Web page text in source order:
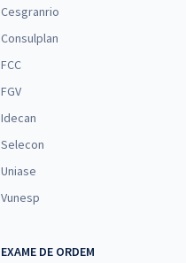
Cesgranrio
Consulplan
FCC
FGV
Idecan
Selecon
Uniase
Vunesp
EXAME DE ORDEM